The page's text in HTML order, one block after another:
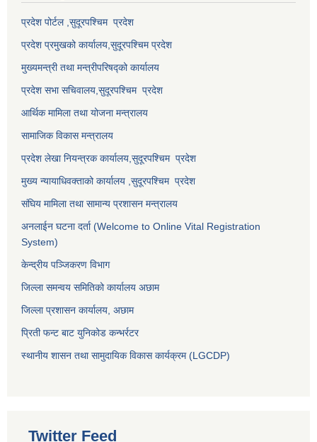
प्रदेश पोर्टल ,सुदूरपश्चिम प्रदेश
प्रदेश प्रमुखको कार्यालय, सुदूरपश्चिमप्रदेश
मुख्यमन्त्री तथा मन्त्रीपरिषद्को कार्यालय
प्रदेश सभा सचिवालय, सुदूरपश्चिम प्रदेश
आर्थिक मामिला तथा योजना मन्त्रालय
सामाजिक विकास मन्त्रालय
प्रदेश लेखा नियन्त्रक कार्यालय, सुदूरपश्चिम प्रदेश
मुख्य न्यायाधिवक्ताको कार्यालय , सुदूरपश्चिम प्रदेश
संघिय मामिला तथा सामान्य प्रशासन मन्त्रालय
अनलाईन घटना दर्ता (Welcome to Online Vital Registration
System)
केन्द्रीय पञ्जिकरण विभाग
जिल्ला समन्वय समितिको कार्यालय अछाम
जिल्ला प्रशासन कार्यालय, अछाम
प्रिती फन्ट बाट युनिकोड कन्भर्रटर
स्थानीय शासन तथा सामुदायिक विकास कार्यक्रम (LGCDP)
Twitter Feed